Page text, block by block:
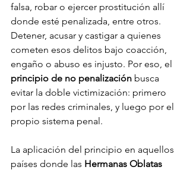
falsa, robar o ejercer prostitución allí
donde esté penalizada, entre otros.
Detener, acusar y castigar a quienes
cometen esos delitos bajo coacción,
engaño o abuso es injusto. Por eso, el
principio de no penalización busca
evitar la doble victimización: primero
por las redes criminales, y luego por el
propio sistema penal.
La aplicación del principio en aquellos
países donde las Hermanas Oblatas